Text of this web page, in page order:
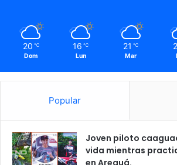
20 ℃
Dom
16 ℃
Lun
21 ℃
Mar
Popular
Joven piloto
vida mientras